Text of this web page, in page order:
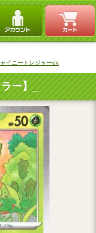
イニートレジャーex
ー】_